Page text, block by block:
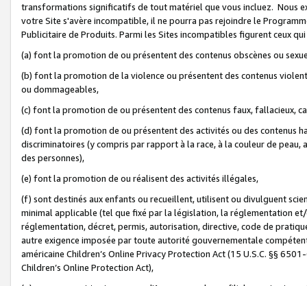
transformations significatifs de tout matériel que vous incluez. Nous
votre Site s'avère incompatible, il ne pourra pas rejoindre le
Publicitaire de Produits. Parmi les Sites incompatibles figurent ceux
(a) font la promotion de ou présentent des contenus obscènes ou
(b) font la promotion de la violence ou présentent des contenus
ou dommageables,
(c) font la promotion de ou présentent des contenus faux, fallacieux,
(d) font la promotion de ou présentent des activités ou des contenus
discriminatoires (y compris par rapport à la race, à la couleur de
des personnes),
(e) font la promotion de ou réalisent des activités illégales,
(f) sont destinés aux enfants ou recueillent, utilisent ou divulguent
minimal applicable (tel que fixé par la législation, la réglementation
réglementation, décret, permis, autorisation, directive, code de
autre exigence imposée par toute autorité gouvernementale
américaine Children’s Online Privacy Protection Act (15 U.S.C. §§
Children’s Online Protection Act),